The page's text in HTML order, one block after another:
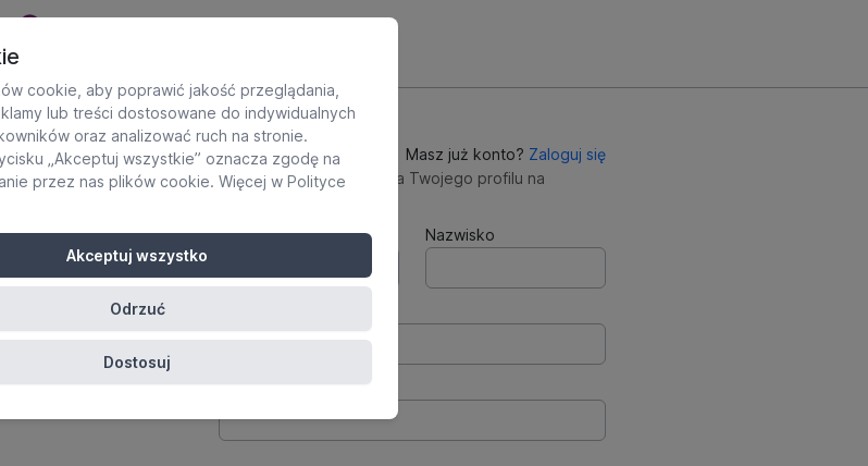
Dane uczestnika Masz już konto? Zaloguj się
Potrzebne do utworzenia Twojego profilu na
Imię
Nazwisko
Hasło
cookie, aby poprawić jakość przeglądania,
lub treści dostosowane do indywidualnych
oraz analizować ruch na stronie.
„Akceptuj wszystkie” oznacza zgodę na
przez nas plików cookie. Więcej w Polityce
Akceptuj wszystko
Odrzuć
Dostosuj